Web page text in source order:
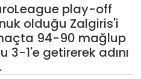
play-off
olduğu Zalgiris'i
94-90 mağlup
1'e getirerek adını